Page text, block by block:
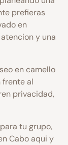
prefieras
en
y una
en camello
frente al
privacidad,
tu grupo,
Cabo aqui y